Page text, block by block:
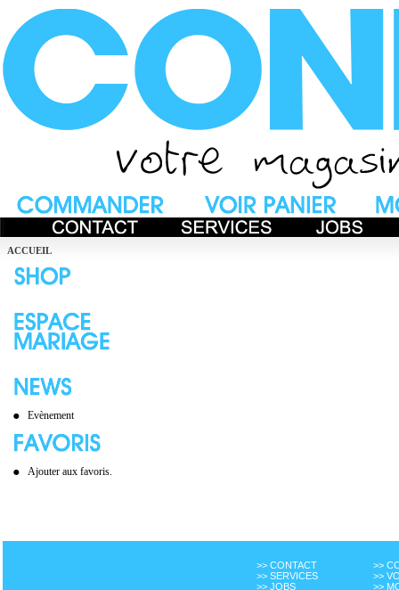
ACCUEIL
Evènement
Ajouter aux favoris.
>> CONTACT
>> SERVICES
>> JOBS
>>
>>
>>